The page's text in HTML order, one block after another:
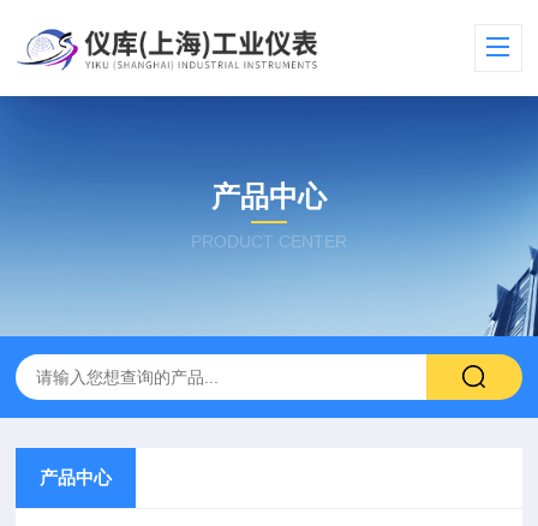
产品中心
PRODUCT CENTER
产品中心